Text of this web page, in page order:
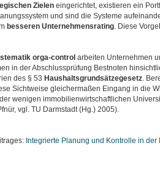
Zieleneingerichtet, existieren ein
und sind die Systeme
besseren Unternehmensrating. Diese
orga-control arbeiten Unternehmen
in der Abschlussprüfung Bestnoten
des § 53 Haushaltsgrundsätzegesetz.
Sichtweise gleichermaßen Eingang in die
wenigen immobilienwirtschaftlichen
vgl. TU Darmstadt (Hg.) 2005).
Integrierte Planung und Kontrolle in der